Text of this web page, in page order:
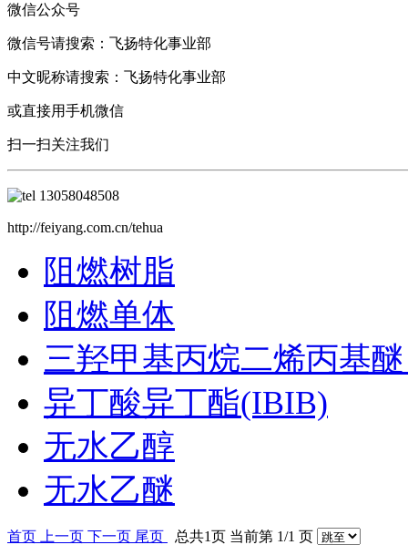
微信公众号
微信号请搜索： 飞扬特化事业部
中文昵称请搜索： 飞扬特化事业部
或直接用手机微信
扫一扫关注我们
13058048508
http://feiyang.com.cn/tehua
阻燃树脂
阻燃单体
三羟甲基丙烷二烯丙基
异丁酸异丁酯(IBIB)
无水乙醇
无水乙醚
首页 上一页 下一页 尾页 总共1页 当前第 1/1 页